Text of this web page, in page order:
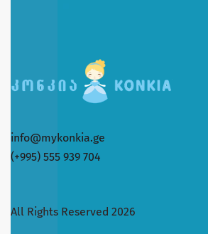
info@mykonkia.ge
(+995) 555 939 704
All Rights Reserved 2026